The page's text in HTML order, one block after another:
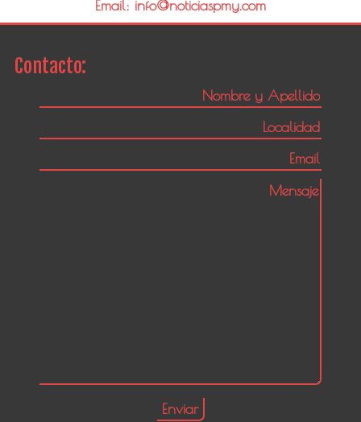
Email: info@noticiaspmy.com
Contacto: